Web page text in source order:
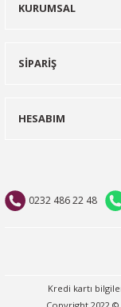
0232 486 22 48
KURUMSAL
SİPARİŞ
HESABIM
Kredi kartı